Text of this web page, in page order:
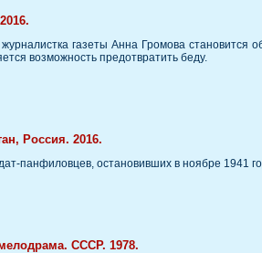
газеты Анна Громова становится
возможность предотвратить беду.
Россия. 2016.
панфиловцев, остановивших в ноябре 1941
СССР. 1978.